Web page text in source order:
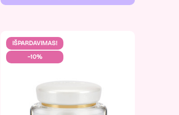
IŠPARDAVIMAS!
−10%